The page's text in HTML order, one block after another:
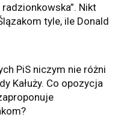
radzionkowska”. Nikt
tyle, ile Donald
PiS niczym nie różni
Kałuży. Co opozycja